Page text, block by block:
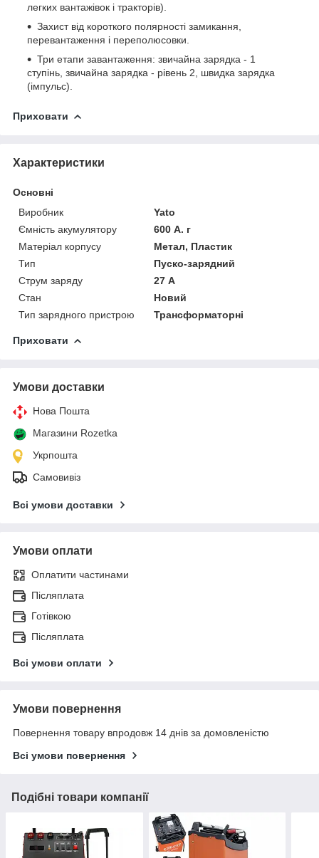
легких вантажівок і тракторів).
Захист від короткого полярності замикання,
перевантаження і переполюсовки.
Три етапи завантаження: звичайна зарядка - 1
ступінь, звичайна зарядка - рівень 2, швидка зарядка
(імпульс).
Приховати
Характеристики
Основні
Виробник
Yato
Ємність акумулятору
600 А. г
Матеріал корпусу
Метал, Пластик
Тип
Пуско-зарядний
Струм заряду
27 А
Стан
Новий
Тип зарядного пристрою
Трансформаторні
Приховати
Умови доставки
Нова Пошта
Магазини Rozetka
Укрпошта
Самовивіз
Всі умови доставки
Умови оплати
Оплатити частинами
Післяплата
Готівкою
Післяплата
Всі умови оплати
Умови повернення
Повернення товару впродовж 14 днів за домовленістю
Всі умови повернення
Подібні товари компанії